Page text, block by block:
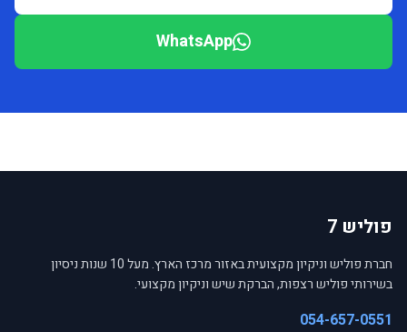
WhatsApp
פוליש 7
חברת פוליש וניקיון מקצועית באזור מרכז הארץ. מעל 10 שנות ניסיון
בשירותי פוליש רצפות, הברקת שיש וניקיון מקצועי.
054-657-0551